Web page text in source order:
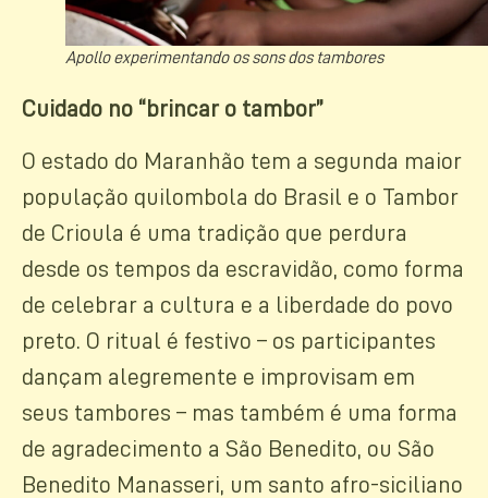
Apollo experimentando os sons dos tambores
Cuidado no “brincar o tambor”
O estado do Maranhão tem a segunda maior
população quilombola do Brasil e o Tambor
de Crioula é uma tradição que perdura
desde os tempos da escravidão, como forma
de celebrar a cultura e a liberdade do povo
preto. O ritual é festivo – os participantes
dançam alegremente e improvisam em
seus tambores – mas também é uma forma
de agradecimento a São Benedito, ou São
Benedito Manasseri, um santo afro-siciliano